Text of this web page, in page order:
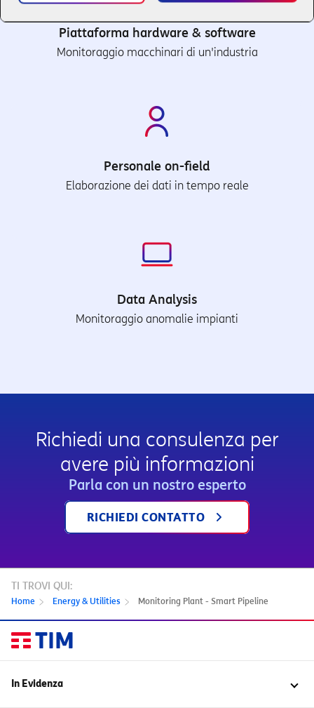
Piattaforma hardware & software
Monitoraggio macchinari di un'industria
Personale on-field
Elaborazione dei dati in tempo reale
Data Analysis
Monitoraggio anomalie impianti
Richiedi una consulenza per
avere più informazioni
Parla con un nostro esperto
RICHIEDI CONTATTO
TI TROVI QUI:
Home Energy & Utilities Monitoring Plant - Smart Pipeline
In Evidenza